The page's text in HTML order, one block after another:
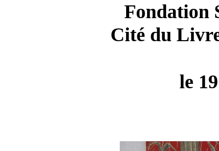
Fondation
Cité du
le